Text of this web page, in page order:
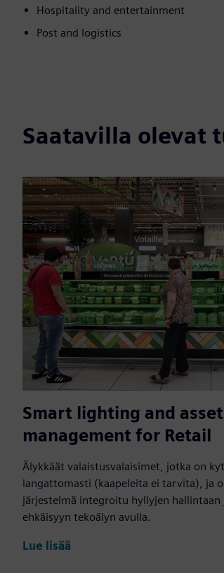
Hospitality and entertainment
Post and logistics
Saatavilla olevat
Smart lighting and asset
management for Retail
Älykkäät valaistusvalaisimet, jotka on
langattomasti (kaapeleita ei tarvita), ja
järjestelmä integroitu hyllyjen hallintaan
ehkäisyyn tekoälyn avulla.
Lue lisää